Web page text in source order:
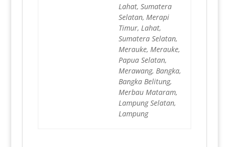
Lahat, Sumatera
Selatan, Merapi
Timur, Lahat,
Sumatera Selatan,
Merauke, Merauke,
Papua Selatan,
Merawang, Bangka,
Bangka Belitung,
Merbau Mataram,
Lampung Selatan,
Lampung